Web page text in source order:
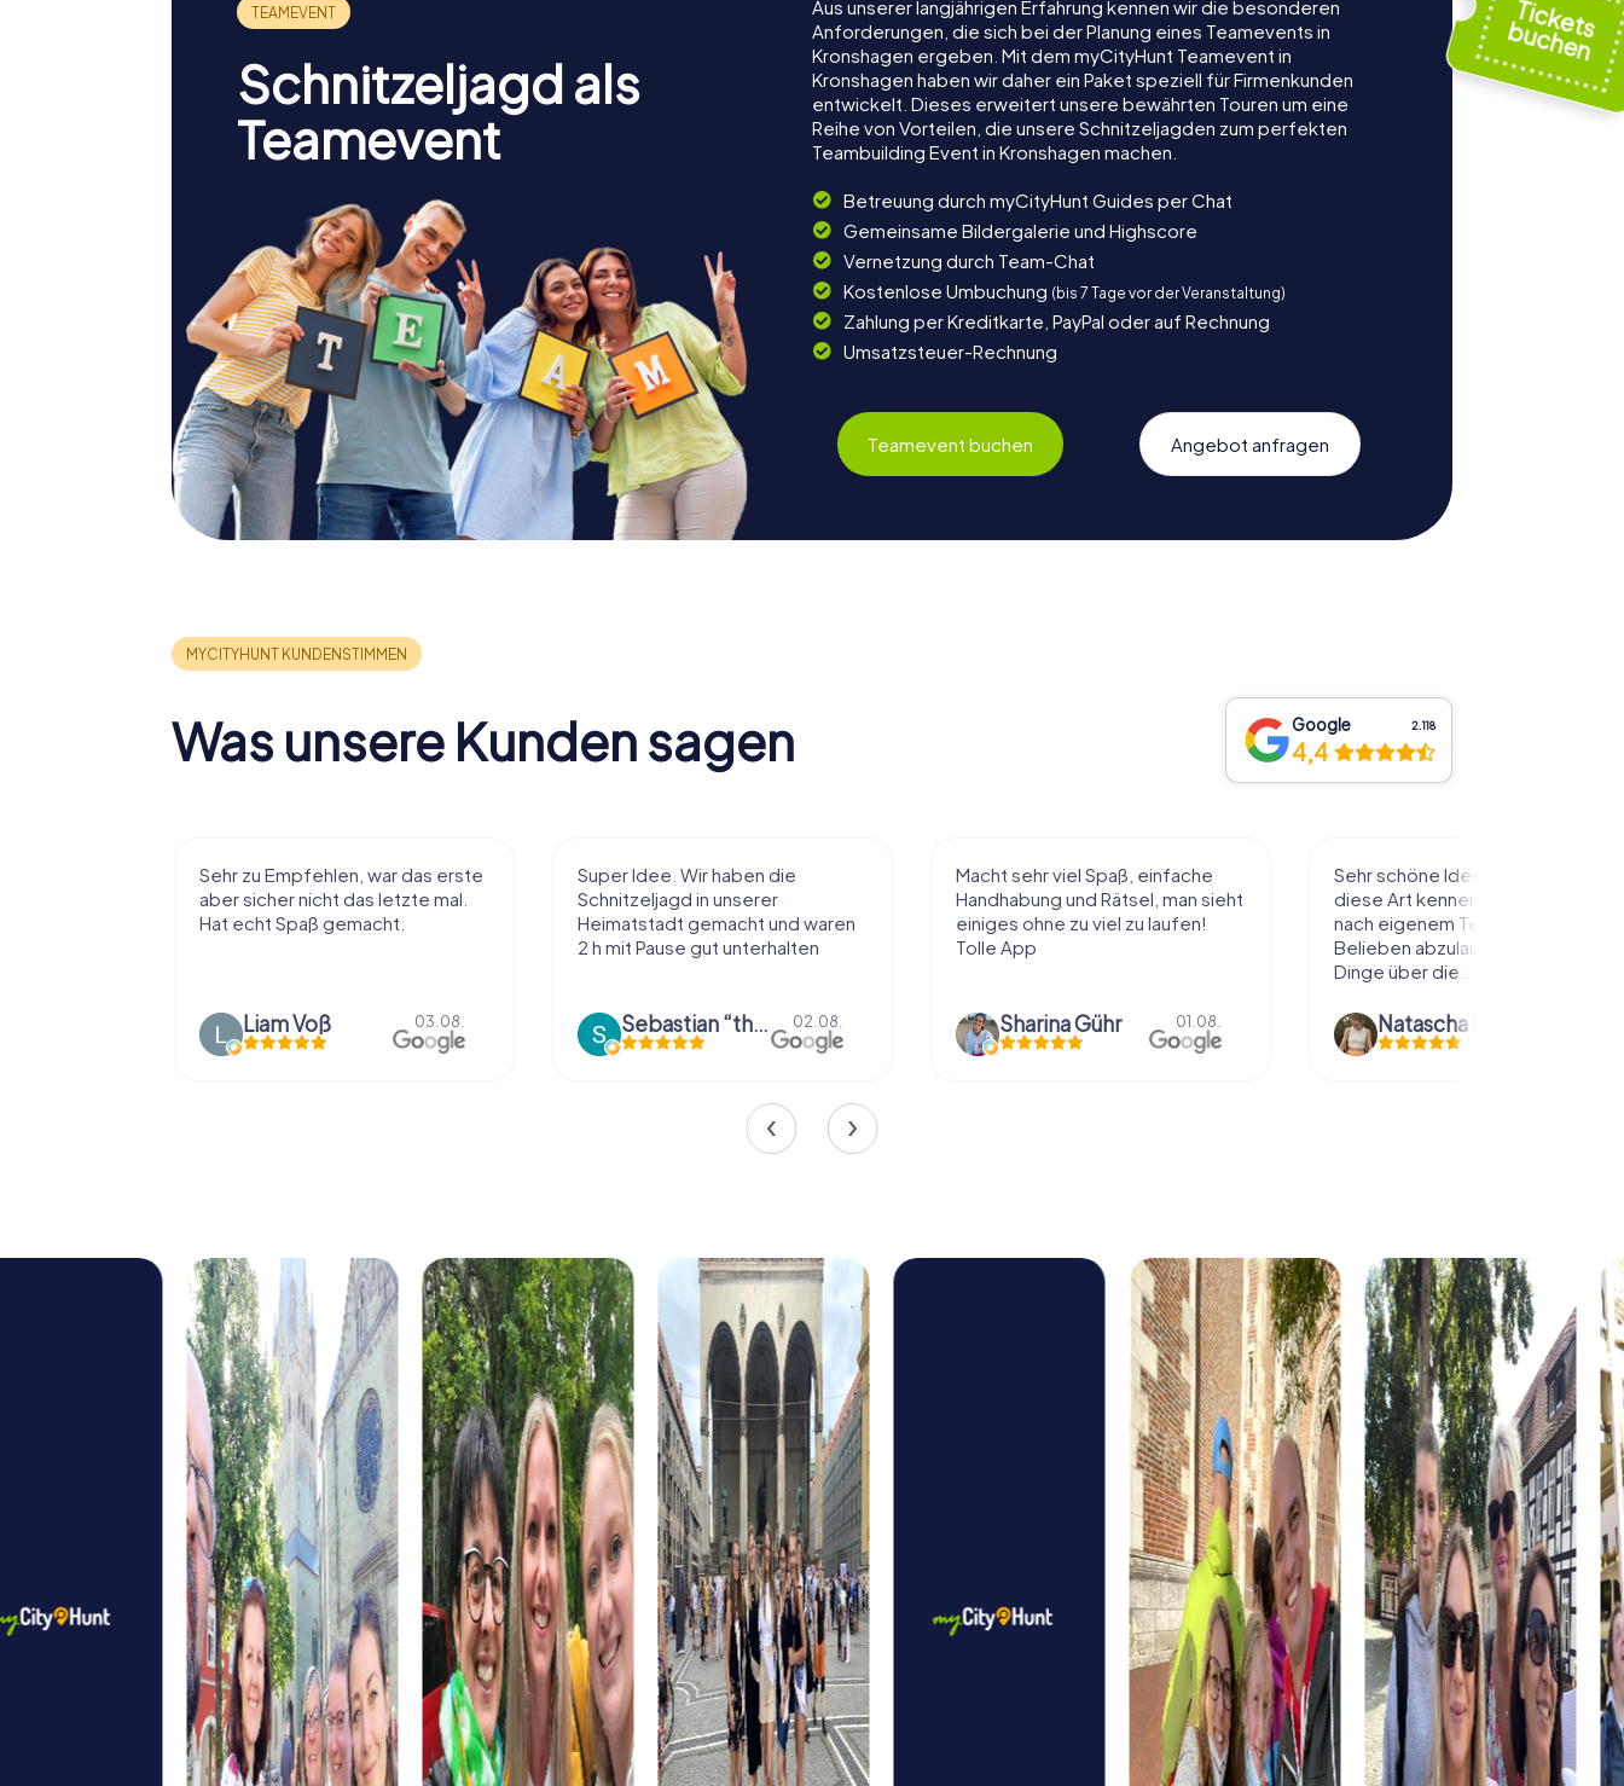
Schnitzeljagd als
Teamevent
Aus unserer langjährigen Erfahrung kennen wir die besonderen
Anforderungen, die sich bei der Planung eines Teamevents in
Kronshagen ergeben. Mit dem myCityHunt Teamevent in
Kronshagen haben wir daher ein Paket speziell für Firmenkunden
entwickelt. Dieses erweitert unsere bewährten Touren um eine
Reihe von Vorteilen, die unsere Schnitzeljagden zum perfekten
Teambuilding Event in Kronshagen machen.
Betreuung durch myCityHunt Guides per Chat
Gemeinsame Bildergalerie und Highscore
Vernetzung durch Team-Chat
Kostenlose Umbuchung (bis 7 Tage vor der Veranstaltung)
Zahlung per Kreditkarte, PayPal oder auf Rechnung
Umsatzsteuer-Rechnung
Teamevent buchen Angebot anfragen
Was unsere Kunden sagen Google 2.118
4,4
Sehr zu Empfehlen, war das erste
aber sicher nicht das letzte mal.
Hat echt Spaß gemacht.
Liam Voß 03.08.
Super Idee. Wir haben die
Schnitzeljagd in unserer
Heimatstadt gemacht und waren
2 h mit Pause gut unterhalten
Sebastian “the sleeping Boxer Dog” Röhner 02.08.
Macht sehr viel Spaß, einfache
Handhabung und Rätsel, man sieht
einiges ohne zu viel zu laufen!
Tolle App
Sharina Gühr 01.08.
Sehr schöne Idee die Stadt auf
diese Art kennenzulernen. Alles
nach eigenem Tempo und
Belieben abzulaufen und dabei
Dinge über die...